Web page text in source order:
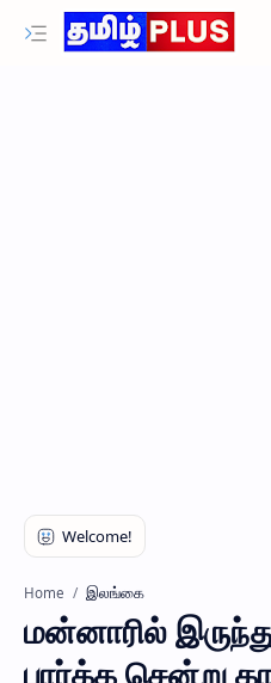
Home இலங்கை
மன்னாரில்
பார்க்க சென்று